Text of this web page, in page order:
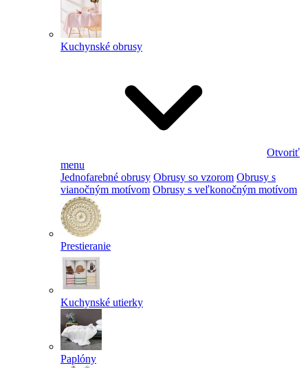
Kuchynské obrusy
Otvoriť
menu
Jednofarebné obrusy Obrusy so vzorom Obrusy s
vianočným motívom Obrusy s veľkonočným motívom
Prestieranie
Kuchynské utierky
Paplóny